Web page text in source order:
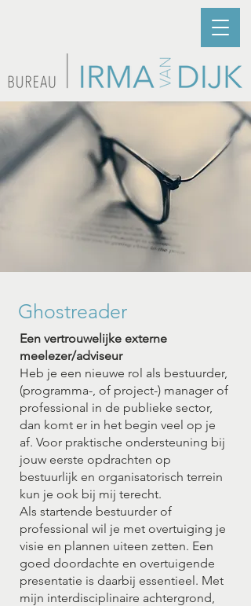
Ghostreader
Een vertrouwelijke externe
meelezer/adviseur
Heb je een nieuwe rol als bestuurder,
(programma-, of project-) manager of
professional in de publieke sector,
dan komt er in het begin veel op je
af. Voor praktische ondersteuning bij
jouw eerste opdrachten op
bestuurlijk en organisatorisch terrein
kun je ook bij mij terecht.
Als startende bestuurder of
professional wil je met overtuiging je
visie en plannen uiteen zetten. Een
goed doordachte en overtuigende
presentatie is daarbij essentieel. Met
mijn interdisciplinaire achtergrond,